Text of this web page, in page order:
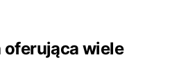
oferująca wiele